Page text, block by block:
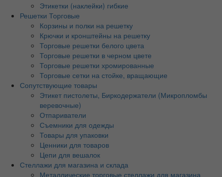
Этикетки (наклейки) гибкие
Решетки Торговые
Корзины и полки на решетку
Крючки и кронштейны на решетку
Торговые решетки белого цвета
Торговые решетки в черном цвете
Торговые решетки хромированные
Торговые сетки на стойке, вращающие
Сопутствующие товары
Этикет пистолеты, Биркодержатели (Микропломбы
веревочные)
Отпариватели
Съемники для одежды
Товары для упаковки
Ценники для товаров
Цепи для вешалок
Стеллажи для магазина и склада
Металлические торговые стеллажи для магазина